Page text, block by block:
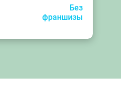
Без
франшизы